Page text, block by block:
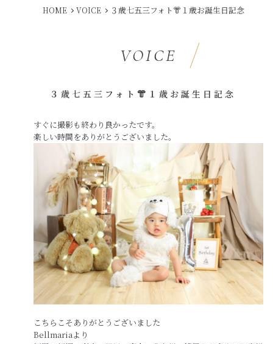
HOME VOICE ３歳七五三フォト👘１歳お誕生日記念
VOICE
３歳七五三フォト👘１歳お誕生日記念
すぐに撮影も終わり良かったです。
楽しい時間をありがとうございました。
こちらこそありがとうございました
Bellmariaより